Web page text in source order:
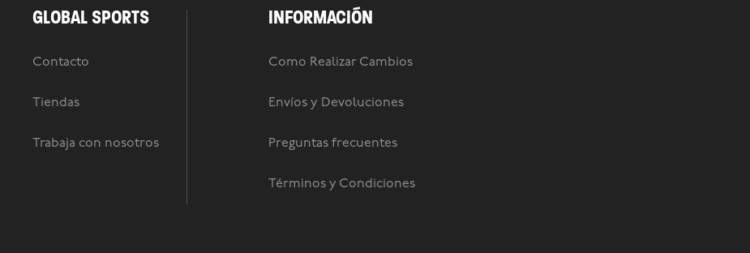
GLOBAL SPORTS
Contacto
Tiendas
Trabaja con nosotros
INFORMACIÓN
Como Realizar Cambios
Envíos y Devoluciones
Preguntas frecuentes
Términos y Condiciones